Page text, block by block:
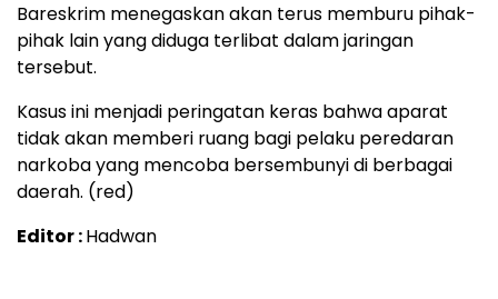
Bareskrim menegaskan akan terus memburu pihak-
pihak lain yang diduga terlibat dalam jaringan
tersebut.
Kasus ini menjadi peringatan keras bahwa aparat
tidak akan memberi ruang bagi pelaku peredaran
narkoba yang mencoba bersembunyi di berbagai
daerah. (red)
Editor :Hadwan